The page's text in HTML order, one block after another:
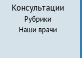
Консультации
Рубрики
Наши врачи